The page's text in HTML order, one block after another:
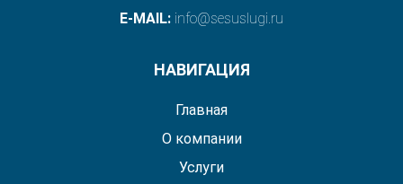
E-MAIL: info@sesuslugi.ru
НАВИГАЦИЯ
Главная
О компании
Услуги